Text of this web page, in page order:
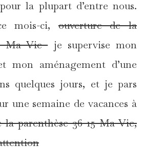
la plupart d’entre nous.
mois-ci,ouverture de la
Ma Vieje supervise mon
mon aménagement d’une
quelques jours, et je pars
une semaine de vacances à
la parenthèse 36 15 Ma Vie,